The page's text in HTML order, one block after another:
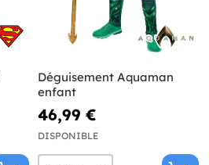
Déguisement Aquaman
enfant
46,99 €
DISPONIBLE